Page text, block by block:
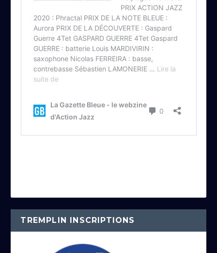
TREMPLIN INSCRIPTIONS